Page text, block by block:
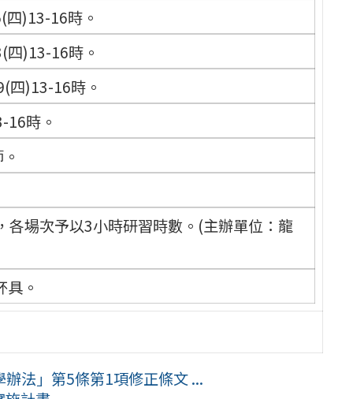
)13-16時。
四)13-16時。
四)13-16時。
時。
場次予以3小時研習時數。(主辦單位：龍
。
法」第5條第1項修正條文 ...